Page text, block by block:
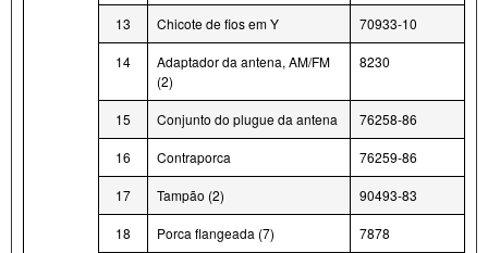
13 Chicote de fios em Y 70933-10
14
Adaptador da antena, AM/FM
(2)
8230
15 Conjunto do plugue da antena 76258-86
16 Contraporca 76259-86
17 Tampão (2) 90493-83
18 Porca flangeada (7) 7878